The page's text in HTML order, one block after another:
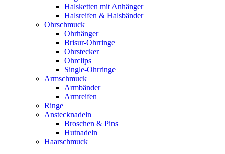
Halsketten mit Anhänger
Halsreifen & Halsbänder
Ohrschmuck
Ohrhänger
Brisur-Ohrringe
Ohrstecker
Ohrclips
Single-Ohrringe
Armschmuck
Armbänder
Armreifen
Ringe
Anstecknadeln
Broschen & Pins
Hutnadeln
Haarschmuck